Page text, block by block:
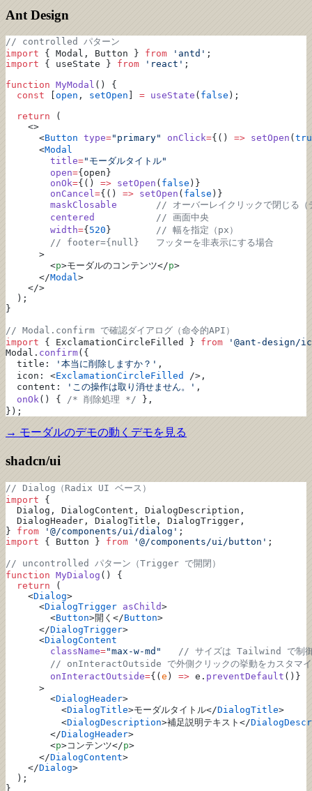
Ant Design
// controlled パターン
import { Modal, Button } from 'antd' ;
import { useState } from 'react' ;
function MyModal () {
  const
open , setOpen = useState ( false );
  return
(
    <>
      <
Button type="primary" onClick={() => setOpen (
      <
Modal
        title
="モーダルタイトル"
        open
={open}
        onOk
={() => setOpen ( false )}
        onCancel
={() => setOpen ( false )}
        maskClosable
// オーバーレイクリックで閉じる
        centered
           // 画面中央
        width
={ 520 } // 幅を指定（px）
        // footer={null}   フッターを非表示にする場合
      >
        <
p>モーダルのコンテンツ</p>
      </
Modal>
    </>
  );
}
// Modal.confirm で確認ダイアログ（命令的API）
import { ExclamationCircleFilled } from '@ant-design/
Modal. confirm({
  title:
'本当に削除しますか？' ,
  icon: <
ExclamationCircleFilled
/>,
  content:
'この操作は取り消せません。' ,
  onOk
() { /* 削除処理 */ },
});
→ モーダルのデモの動くデモを見る
shadcn/ui
// Dialog（Radix UI ベース）
import {
  Dialog, DialogContent, DialogDescription,
  DialogHeader, DialogTitle, DialogTrigger,
} from '@/components/ui/dialog' ;
import { Button } from '@/components/ui/button' ;
// uncontrolled パターン（Trigger で開閉）
function MyDialog () {
  return
(
    <
Dialog>
      <
DialogTrigger asChild>
        <
Button>開く</Button>
      </
DialogTrigger>
      <
DialogContent
        className
="max-w-md"
// サイズは Tailwind で制
// onInteractOutside で外側クリックの挙動をカスタマ
        onInteractOutside
={( e ) => e. preventDefault ()}
      >
        <
DialogHeader>
          <
DialogTitle>モーダルタイトル</DialogTitle>
          <
DialogDescription>補足説明テキスト</
        </
DialogHeader>
        <
p>コンテンツ</p>
      </
DialogContent>
    </
Dialog>
  );
}